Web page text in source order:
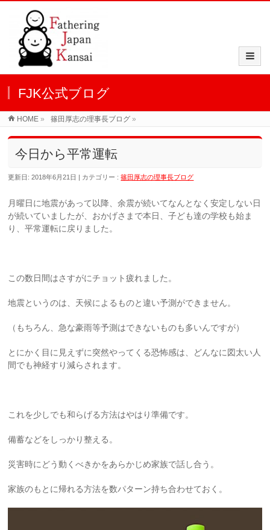
FJK公式ブログ
HOME » 篠田厚志の理事長ブログ »
今日から平常運転
更新日: 2018年6月21日 カテゴリー :篠田厚志の理事長ブログ
月曜日に地震があって以降、余震が続いてなんとなく安定しない日
が続いていましたが、おかげさまで本日、子ども達の学校も始ま
り、平常運転に戻りました。
この数日間はさすがにチョット疲れました。
地震というのは、天候によるものと違い予測ができません。
（もちろん、急な豪雨等予測はできないものも多いんですが）
とにかく目に見えずに突然やってくる恐怖感は、どんなに図太い人
間でも神経すり減らされます。
これを少しでも和らげる方法はやはり準備です。
備蓄などをしっかり整える。
災害時にどう動くべきかをあらかじめ家族で話し合う。
家族のもとに帰れる方法を数パターン持ち合わせておく。